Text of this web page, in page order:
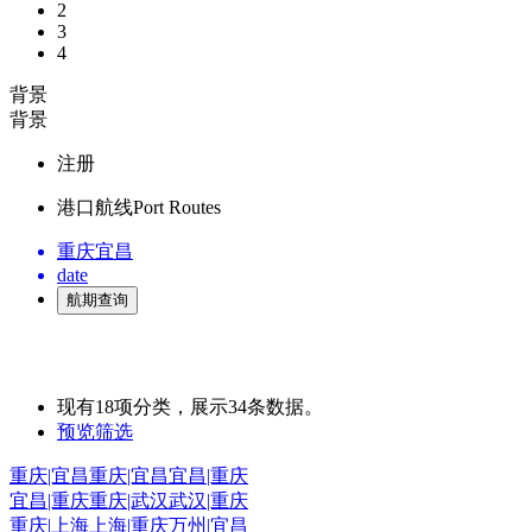
2
3
4
背景
背景
注册
港口航线Port Routes
重庆宜昌
date
现有18项分类，展示34条数据。
预览筛选
重庆|宜昌重庆|宜昌宜昌|重庆
宜昌|重庆重庆|武汉武汉|重庆
重庆|上海 上海|重庆万州|宜昌